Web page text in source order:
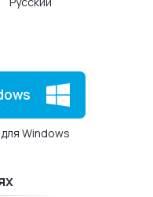
Windows